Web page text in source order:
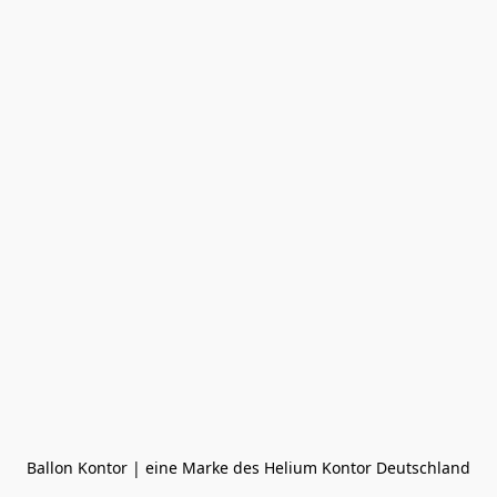
Ballon Kontor | eine Marke des Helium Kontor Deutschland